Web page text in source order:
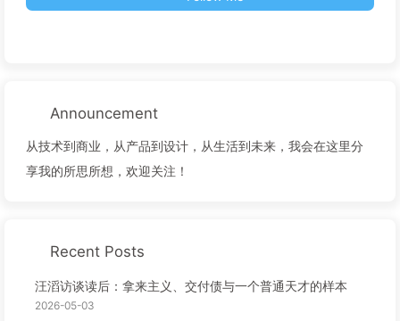
Announcement
从技术到商业，从产品到设计，从生活到未来，我会在这里分
享我的所思所想，欢迎关注！
Recent Posts
汪滔访谈读后：拿来主义、交付债与一个普通天才的样本
2026-05-03